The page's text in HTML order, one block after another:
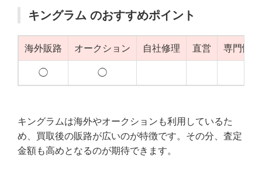
キングラム のおすすめポイント
海外販路 オークション 自社修理 直営 専門性
◯ ◯
キングラムは海外やオークションも利用しているた
め、買取後の販路が広いのが特徴です。その分、査定
金額も高めとなるのが期待できます。